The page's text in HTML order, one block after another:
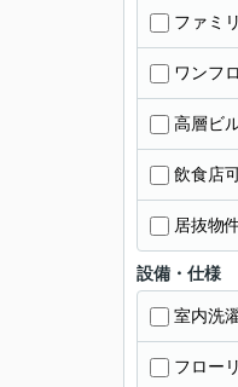
ファミ
ワンフ
高層ビ
飲食店
居抜物
設備・仕様
室内洗
フロー